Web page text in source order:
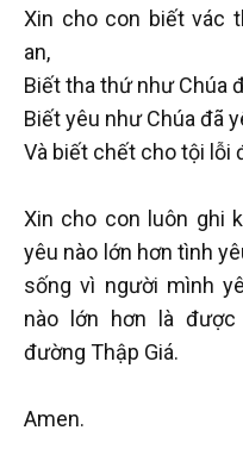
Xin cho con biết vác
an,
Biết tha thứ như Chúa
Biết yêu như Chúa đã
Và biết chết cho tội lỗi
Xin cho con luôn ghi
yêu nào lớn hơn tình
sống vì người mình
nào lớn hơn là
đường Thập Giá.
Amen.